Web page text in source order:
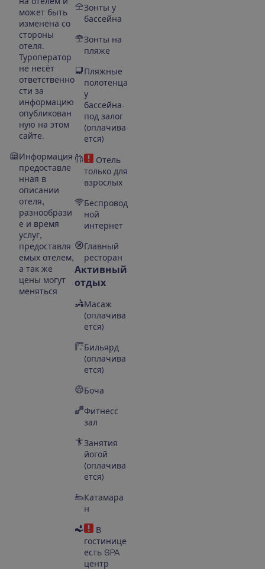
может быть
изменена со
стороны
отеля.
Туроператор
не несёт
ответственно
сти за
информацию
опубликован
ную на этом
сайте.
Информация
предоставле
нная в
описании
отеля,
разнообрази
е и время
услуг,
предоставля
емых отелем,
а так же
цены могут
меняться
Зонты у
бассейна
Зонты на
пляже
Пляжные
полотенца
у
бассейна-
под залог
(оплачива
ется)
Отель
только для
взрослых
Беспровод
ной
интернет
Главный
ресторан
Активный
отдых
Масаж
(оплачива
ется)
Бильярд
(оплачива
ется)
Боча
Фитнесс
зал
Занятия
йогой
(оплачива
ется)
Катамара
н
В
гостинице
есть SPA
центр